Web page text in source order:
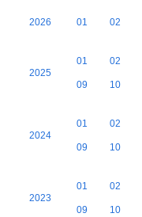
2026 01 02
2025
01 02
09 10
2024
01 02
09 10
2023
01 02
09 10